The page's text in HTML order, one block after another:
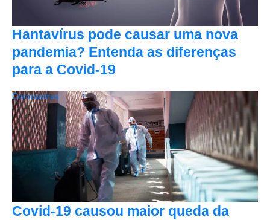
Hantavírus pode causar uma nova
pandemia? Entenda as diferenças
para a Covid-19
Covid-19 causou maior queda da
Coronavírus